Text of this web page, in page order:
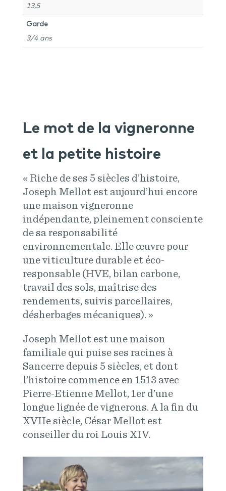
13,5
Garde
3/4 ans
Le mot de la vigneronne
et la petite histoire
« Riche de ses 5 siècles d’histoire,
Joseph Mellot est aujourd’hui encore
une maison vigneronne
indépendante, pleinement consciente
de sa responsabilité
environnementale. Elle œuvre pour
une viticulture durable et éco-
responsable (HVE, bilan carbone,
travail des sols, maîtrise des
rendements, suivis parcellaires,
désherbages mécaniques). »
Joseph Mellot est une maison
familiale qui puise ses racines à
Sancerre depuis 5 siècles, et dont
l’histoire commence en 1513 avec
Pierre-Etienne Mellot, 1er d’une
longue lignée de vignerons. A la fin du
XVIIe siècle, César Mellot est
conseiller du roi Louis XIV.